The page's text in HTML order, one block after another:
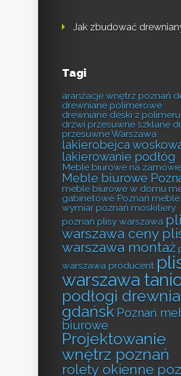
Jak zbudować
Tagi
aranżacje wnętrz poznań
drewniane polimerowe
drewniane deski z polimeru
drzwi przesuwne szklane
przesuwne Warszawa
lakierobejca
lakierowanie podłóg
Meble biurowe na
Meble biurowe
meble biurowe w domu
gabinetowe Poznań meble
wymiar poznań moskitiery
poznań plisy warszawa
warszawa ceny
warszawa montaż
warszawa producent
warszawa
podłogi
gdańsk Poznań
biurowe
Projektowanie
wnętrz poznań
rolety okienne